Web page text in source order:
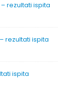
rezultati ispita
rezultati ispita
ispita